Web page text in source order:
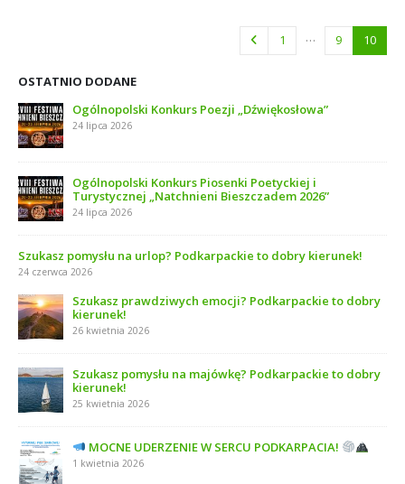
1 … 9 10
OSTATNIO DODANE
Ogólnopolski Konkurs Poezji „Dźwiękosłowa”
24 lipca 2026
Ogólnopolski Konkurs Piosenki Poetyckiej i
Turystycznej „Natchnieni Bieszczadem 2026”
24 lipca 2026
Szukasz pomysłu na urlop? Podkarpackie to dobry kierunek!
24 czerwca 2026
Szukasz prawdziwych emocji? Podkarpackie to dobry
kierunek!
26 kwietnia 2026
Szukasz pomysłu na majówkę? Podkarpackie to dobry
kierunek!
25 kwietnia 2026
MOCNE UDERZENIE W SERCU PODKARPACIA!
1 kwietnia 2026